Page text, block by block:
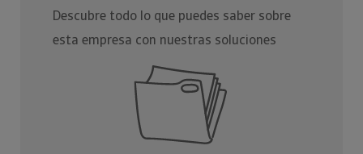
Descubre todo lo que puedes saber sobre
esta empresa con nuestras soluciones